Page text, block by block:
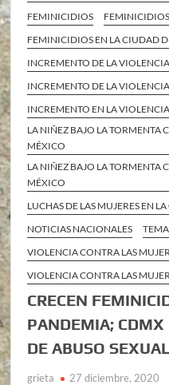
FEMINICIDIOS
FEMINICIDIOS EN LA CIUDAD
INCREMENTO DE LA
INCREMENTO DE LA
INCREMENTO EN LA
LA NIÑEZ BAJO LA TORMENTA
MÉXICO
LA NIÑEZ BAJO LA TORMENTA
MÉXICO
LUCHAS DE LAS MUJERES EN
NOTICIAS NACIONALES
VIOLENCIA CONTRA LAS
VIOLENCIA CONTRA LAS
CRECEN
PANDEMIA; CDMX
DE ABUSO SEXUAL
grieta 27 diciembre, 2020